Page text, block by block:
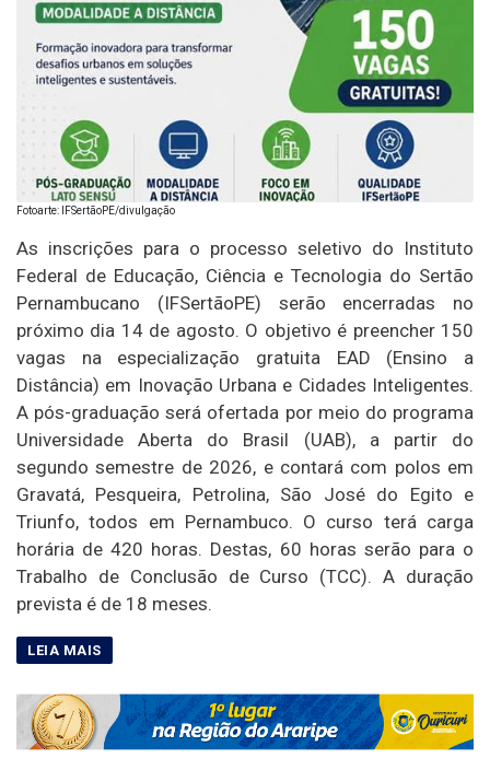
Fotoarte: IFSertãoPE/divulgação
As inscrições para o processo seletivo do Instituto
Federal de Educação, Ciência e Tecnologia do Sertão
Pernambucano (IFSertãoPE) serão encerradas no
próximo dia 14 de agosto. O objetivo é preencher 150
vagas na especialização gratuita EAD (Ensino a
Distância) em Inovação Urbana e Cidades Inteligentes.
A pós-graduação será ofertada por meio do programa
Universidade Aberta do Brasil (UAB), a partir do
segundo semestre de 2026, e contará com polos em
Gravatá, Pesqueira, Petrolina, São José do Egito e
Triunfo, todos em Pernambuco. O curso terá carga
horária de 420 horas. Destas, 60 horas serão para o
Trabalho de Conclusão de Curso (TCC). A duração
prevista é de 18 meses.